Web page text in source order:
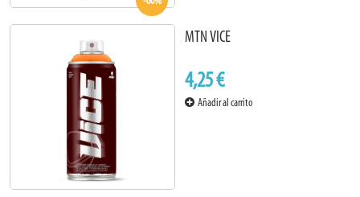
MTN VICE
4,25 €
Añadir al carrito